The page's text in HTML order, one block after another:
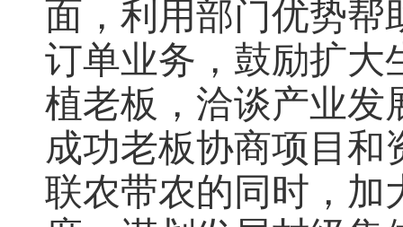
面，利用部门优势帮
订单业务，鼓励扩大
植老板，洽谈产业发
成功老板协商项目
联农带农的同时，加